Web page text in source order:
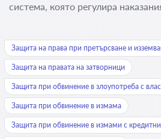
система, която регулира
Защита на права при претърсване и
Защита на правата на затворници
Защита при обвинение в злоупотреба с
Защита при обвинение в измама
Защита при обвинение в измами с